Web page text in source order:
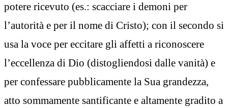
potere ricevuto (es.: scacciare i demoni per
l’autorità e per il nome di Cristo); con il secondo si
usa la voce per eccitare gli affetti a riconoscere
l’eccellenza di Dio (distogliendosi dalle vanità) e
per confessare pubblicamente la Sua grandezza,
atto sommamente santificante e altamente gradito a